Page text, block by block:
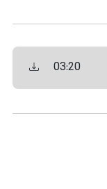
03:20